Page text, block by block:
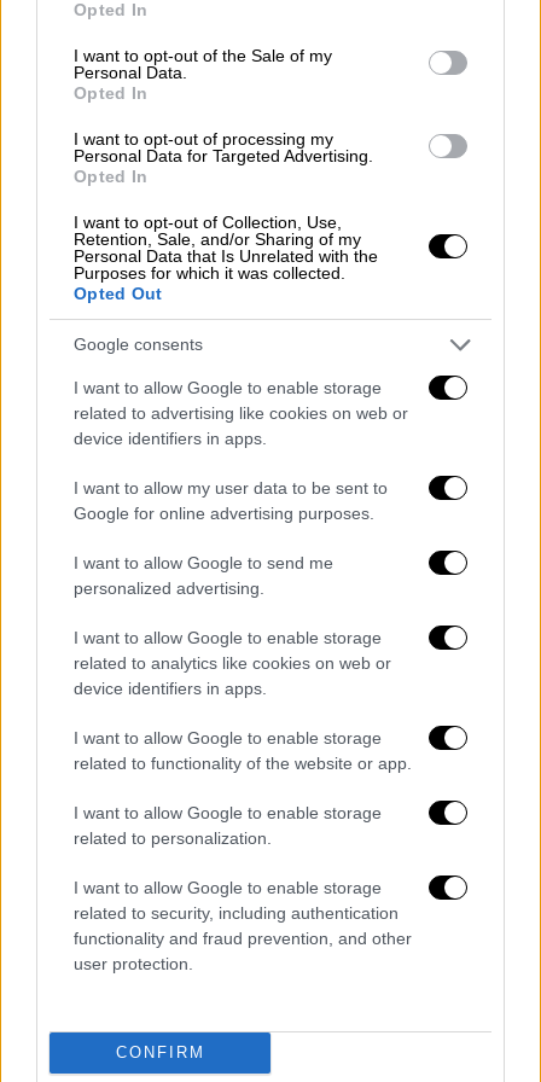
use your data for below specified purposes in below Google
consent section.
Opted In
I want to opt-out of the Sale of my
Personal Data.
Opted In
I want to opt-out of processing my
Personal Data for Targeted Advertising.
Opted In
I want to opt-out of Collection, Use,
Retention, Sale, and/or Sharing of my
Personal Data that Is Unrelated with the
Purposes for which it was collected.
Opted Out
Google consents
I want to allow Google to enable storage
related to advertising like cookies on web or
device identifiers in apps.
I want to allow my user data to be sent to
Google for online advertising purposes.
I want to allow Google to send me
personalized advertising.
I want to allow Google to enable storage
related to analytics like cookies on web or
device identifiers in apps.
I want to allow Google to enable storage
related to functionality of the website or app.
I want to allow Google to enable storage
related to personalization.
I want to allow Google to enable storage
related to security, including authentication
functionality and fraud prevention, and other
user protection.
CONFIRM
χαρούμενος, μία χαρούμενη διάθεση που
όπως τονίζουν πηγές από το περιβάλλον
του, του την προκαλεί η πρώην σύζυγός του
Γκάρνερ. Κάτι που δεν κατάφερε η JLo. Το
ζευγάρι φαινόταν να ετοιμάζεται για ένα
παιχνίδι με τους γιους του Fin, 16 ετών και
Sam 13 ετών.
Οι φήμες για μια ρομαντική αναζωπύρωση
μεταξύ του ζευγαριού – που ήταν
παντρεμένοι για 13 χρόνια από το 2005 έως
το 2018 – κυκλοφορούν εδώ και μήνες, με τη
Γκάρνερνα βλέπει τακτικά και να στηρίζει
την 55χρονη JLo.
Πηγές, προσκείμενες στους δύο πρώην,
αναφέρουν πωςμιλούν και επικοινωνούν πιο
συχνά από ποτέ
από τη στιγμή που ο Άφλεκ
πήρε διαζύγιο από τη Λατίνα σουπερστάρ.
Bombshell video of sexy clinch that
suggests Jennifer Garner and Ben
Affleck could be BACK ON (JLo look
— Daily Mail Celebrity
Η τόσο στενή επαφή των δύο πρώην
έχει περάσει απαρατήρητη
πάρει τις αποστάσεις της.